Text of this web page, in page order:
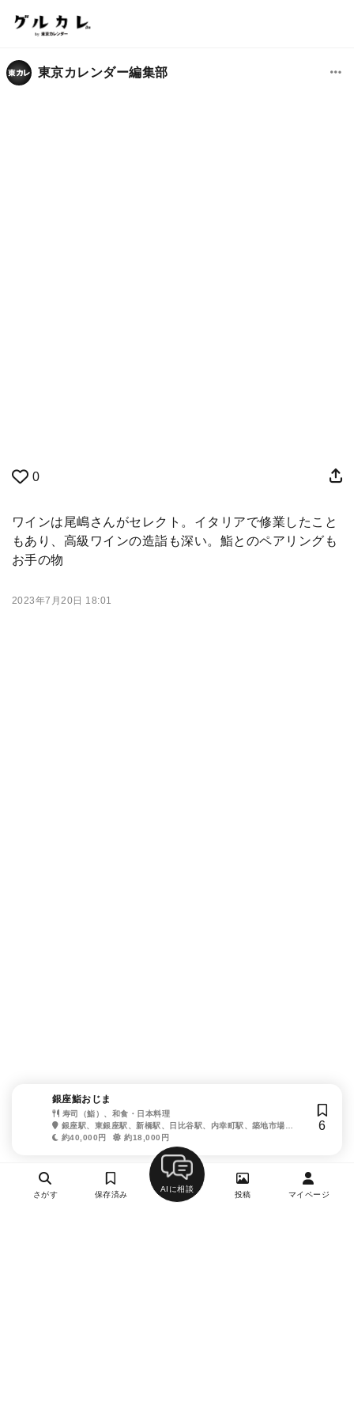
東京カレンダー編集部
0
ワインは尾嶋さんがセレクト。イタリアで修業したこと
もあり、高級ワインの造詣も深い。鮨とのペアリングも
お手の物
2023年7月20日 18:01
銀座鮨おじま
寿司（鮨）、和食・日本料理
銀座駅、東銀座駅、新橋駅、日比谷駅、内幸町駅、築地市場
駅、有楽町駅、銀座一丁目駅、汐留駅
約40,000円 約18,000円
6
さがす 保存済み
AIに相談
投稿 マイページ